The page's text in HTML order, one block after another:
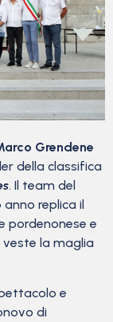
Grendene
della classifica
. Il team del
replica il
pordenonese e
veste la maglia
e
di